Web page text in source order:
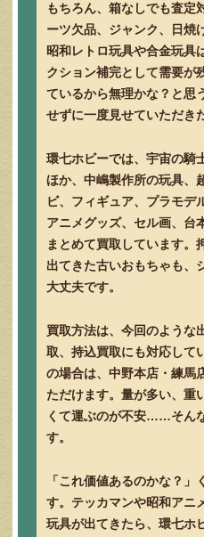
もちろん、箱なしでも査定
ーツ欠品、ジャンク、日焼
昭和レトロ玩具や合金玩具
クション補完として需要が
ているから無理かな？と思
せずに一度見せていただき
環七ホビーでは、宇宙の騎
ほか、中嶋製作所の玩具、
ビ、フィギュア、プラモデ
アニメグッズ、セル画、台
まとめて買取しています。
出てきた古いおもちゃも、
大丈夫です。
買取方法は、今回のような
取、持込買取にも対応して
の場合は、中野本店・練馬
ただけます。量が多い、重
くて運ぶのが不安……そん
す。
「これ価値あるのかな？
す。テッカマンや昭和アニ
玩具が出てきたら、環七ホ